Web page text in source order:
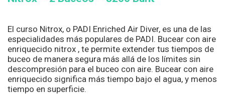
El curso Nitrox, o PADI Enriched Air Diver, es una de las
especialidades más populares de PADI. Bucear con aire
enriquecido nitrox , te permite extender tus tiempos de
buceo de manera segura más allá de los límites sin
descompresión para el buceo con aire. Bucear con aire
enriquecido significa más tiempo bajo el agua, y menos
tiempo en superficie.